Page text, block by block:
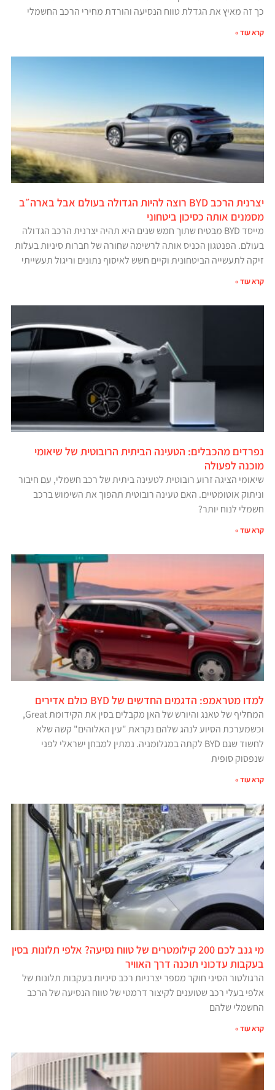
כך זה מאיץ את הגדלת טווח הנסיעה והורדת מחירי הרכב החשמלי
קרא עוד »
יצרנית הרכב BYD רוצה להיות הגדולה בעולם אבל בארה״ב
מסמנים אותה כסיכון ביטחוני
מייסד BYD מבטיח שתוך חמש שנים היא תהיה יצרנית הרכב הגדולה
בעולם. הפנטגון הכניס אותה לרשימה שחורה של חברות סיניות בעלות
זיקה לתעשייה הביטחונית וקיים חשש לאיסוף נתונים וריגול תעשייתי
קרא עוד »
נפרדים מהכבלים: הטעינה הביתית הרובוטית של שיאומי
מוכנה לפעולה
שיאומי הציגה זרוע רובוטית לטעינה ביתית של רכב חשמלי, עם חיבור
וניתוק אוטומטיים. האם טעינה רובוטית תהפוך את השימוש ברכב
חשמלי לנוח יותר?
קרא עוד »
למדו מטראמפ: הדגמים החדשים של BYD כולם אדירים
המחליף של טאנג והיורש של האן מקבלים בסין את הקידומת Great,
וכשמערכת הסיוע לנהג שלהם נקראת "עין האלוהים" קשה שלא
לחשוד שגם BYD לקתה במגלומניה. נמתין למבחן ישראלי לפני
שנפסוק סופית
קרא עוד »
מי גנב לכם 200 קילומטרים של טווח נסיעה? אלפי תלונות בסין
בעקבות עדכוני תוכנה דרך האוויר
הרגולטור הסיני חוקר מספר יצרניות רכב סיניות בעקבות תלונות של
אלפי בעלי רכב שטוענים לקיצור דרמטי של טווח הנסיעה של הרכב
החשמלי שלהם
קרא עוד »